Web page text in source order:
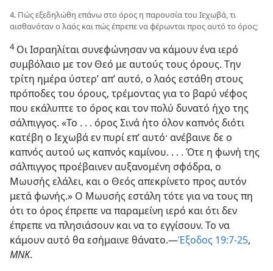
4. Πώς εξεδηλώθη επάνω στο όρος η παρουσία του Ιεχωβά, τι
αισθανόταν ο λαός και πώς έπρεπε να φέρωνται προς αυτό το όρος;
4Οι Ισραηλίται συνεφώνησαν να κάμουν ένα ιερό
συμβόλαιο με τον Θεό με αυτούς τους όρους. Την
τρίτη ημέρα ύστερ’ απ’ αυτό, ο λαός εστάθη στους
πρόποδες του όρους, τρέμοντας για το βαρύ νέφος
που εκάλυπτε το όρος και τον πολύ δυνατό ήχο της
σάλπιγγος. «Το . . . όρος Σινά ήτο όλον καπνός διότι
κατέβη ο Ιεχωβά εν πυρί επ’ αυτό· ανέβαινε δε ο
καπνός αυτού ως καπνός καμίνου. . . . Ότε η φωνή της
σάλπιγγος προέβαινεν αυξανομένη σφόδρα, ο
Μωυσής ελάλει, και ο Θεός απεκρίνετο προς αυτόν
μετά φωνής.» Ο Μωυσής εστάλη τότε για να τους πη
ότι το όρος έπρεπε να παραμείνη ιερό και ότι δεν
έπρεπε να πλησιάσουν και να το εγγίσουν. Το να
κάμουν αυτό θα εσήμαινε θάνατο.—Έξοδος 19:7-25,
ΜΝΚ.